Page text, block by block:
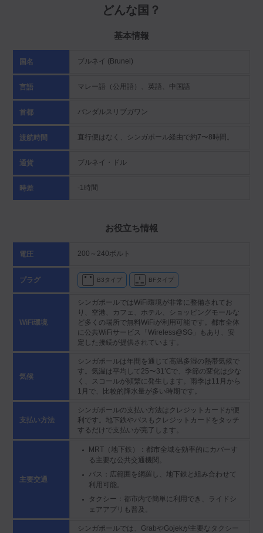
どんな国？
基本情報
国名 ブルネイ (Brunei)
言語 マレー語（公用語）、英語、中国語
首都 バンダルスリブガワン
渡航時間 直行便はなく、シンガポール経由で約7〜8時間。
通貨 ブルネイ・ドル
時差 -1時間
お役立ち情報
電圧 200～240ボルト
プラグ B3タイプ BFタイプ
WiFi環境
シンガポールではWiFi環境が非常に整備されてお
り、空港、カフェ、ホテル、ショッピングモールな
ど多くの場所で無料WiFiが利用可能です。都市全体
に公共WiFiサービス「Wireless@SG」もあり、安
定した接続が提供されています。
気候
シンガポールは年間を通じて高温多湿の熱帯気候で
す。気温は平均して25〜31℃で、季節の変化は少な
く、スコールが頻繁に発生します。雨季は11月から
1月で、比較的降水量が多い時期です。
支払い方法
シンガポールの支払い方法はクレジットカードが便
利です。地下鉄やバスもクレジットカードをタッチ
するだけで支払いが完了します。
主要交通
MRT（地下鉄）：都市全域を効率的にカバーす
る主要な公共交通機関。
バス：広範囲を網羅し、地下鉄と組み合わせて
利用可能。
タクシー：都市内で簡単に利用でき、ライドシ
ェアアプリも普及。
シンガポールでは、GrabやGojekが主要なタクシー